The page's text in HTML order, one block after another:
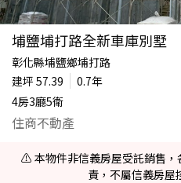
埔鹽埔打路全新車庫別墅
彰化縣埔鹽鄉埔打路
建坪 57.39
0.7年
4房3廳5衛
住商不動產
⚠️ 本物件非信義房屋受託銷售，
責，不屬信義房屋